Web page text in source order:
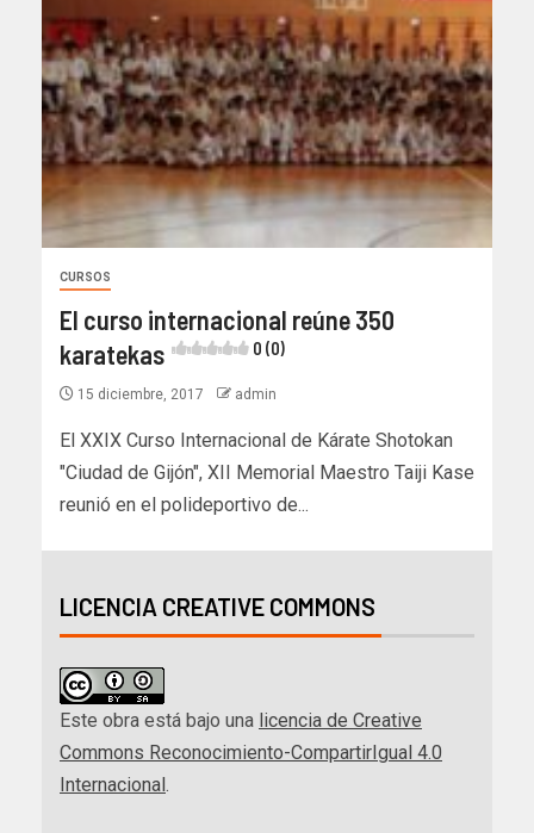
CURSOS
El curso internacional reúne 350
karatekas
0 (0)
15 diciembre, 2017 admin
El XXIX Curso Internacional de Kárate Shotokan
"Ciudad de Gijón", XII Memorial Maestro Taiji Kase
reunió en el polideportivo de...
LICENCIA CREATIVE COMMONS
Este obra está bajo una licencia de Creative
Commons Reconocimiento-CompartirIgual 4.0
Internacional .